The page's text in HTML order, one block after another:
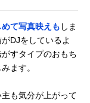
て写真映えも しま
DJをしているよ
すタイプのおもち
ます。
も気分が上がって